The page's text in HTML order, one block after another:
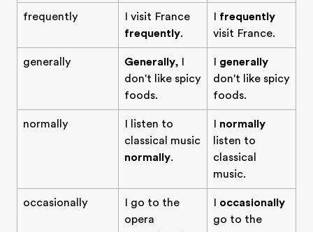
frequently
I visit France
frequently.
I frequently
visit France.
generally Generally, I
don't like spicy
foods.
I generally
don't like spicy
foods.
normally
I listen to
classical music
normally.
I normally
listen to
classical
music.
occasionally
I go to the
opera
I occasionally
go to the